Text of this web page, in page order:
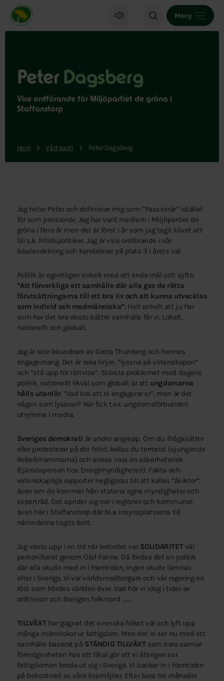
Miljöpartiet de gröna, startsida
Meny
Peter Dagsberg
Vice ordförande för Miljöpartiet de gröna i
Staffanstorp
Hem Vårt parti Peter Dagsberg
Jag heter Peter och definierar mig som ”Passionär” istället
för som pensionär. Jag har varit medlem i Miljöpartiet de
gröna i flera år men det är först i år som jag tagit klivet att
bli s.k. fritidspolitiker. Jag är vice ordförande i vår
lokalavdelning och kandiderar på plats 3 i årets val.
Politik är egentligen enkelt med ett enda mål och syfte:
”Att förverkliga ett samhälle där alla ges de rätta
förutsättningarna till ett bra liv och att kunna utvecklas
som individ och medmänniska”.Helt enkelt att ju fler
som har det bra desto bättre samhälle får vi. Lokalt,
nationellt och globalt.
Jag är stor beundrare av Greta Thunberg och hennes
engagemang. Det är raka linjer, ”lyssna på vetenskapen”
och ”stå upp för rättvisa”. Största problemet med dagens
politik, nationellt likväl som globalt är att ungdomarna
hålls utanför. ”Vad bra att ni engagerar er”, men är det
någon som lyssnar? När fick t.ex. ungdomsförbunden
utrymme i media.
Sveriges demokrati är under angrepp. Om du ifrågasätter
eller protesterar på din fritid, kallas du terrorist (sjungande
Rebellmammorna) och anses vara en säkerhetsrisk
(tjänsteperson hos Energimyndigheten). Fakta och
vetenskapliga rapporter negligeras till att kallas ”åsikter”,
även om de kommer från statens egna myndigheter och
expertråd. Det sprider sig ner i regioner och kommuner,
även här i Staffanstorp där bl.a. insynsplatserna till
nämnderna tagits bort.
Jag växte upp i en tid när ledordet var SOLIDARITETväl
personifierat genom Olof Palme. Då fördes det en politik
där alla skulle med in i framtiden, ingen skulle lämnas
efter i Sverige. Vi var världsmedborgare och vår regering en
röst som hördes världen över. Vad hör vi idag i tider av
orättvisor och återigen folkmord ……..
TILLVÄXThar gagnat det svenska folket väl och lyft upp
många människor ur fattigdom. Men det vi ser nu med ett
samhälle baserat på STÄNDIG TILLVÄXTsom bara samlar
förmögenheten hos ett fåtal gör att vi återigen ser
fattigdomen breda ut sig i Sverige. Vi backar in i framtiden
på bekostnad av våra livsmiljöer. Efter bara tre månader